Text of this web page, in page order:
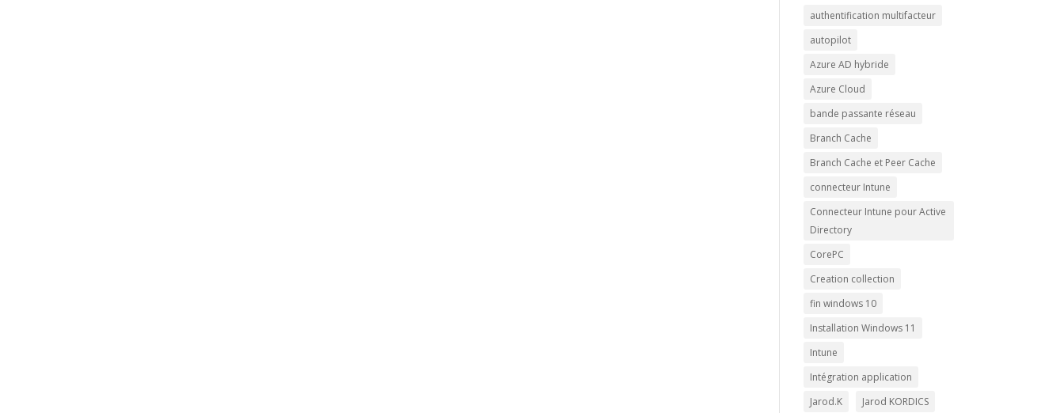
authentification multifacteur
autopilot
Azure AD hybride
Azure Cloud
bande passante réseau
Branch Cache
Branch Cache et Peer Cache
connecteur Intune
Connecteur Intune pour Active
Directory
CorePC
Creation collection
fin windows 10
Installation Windows 11
Intune
Intégration application
Jarod.K
Jarod KORDICS